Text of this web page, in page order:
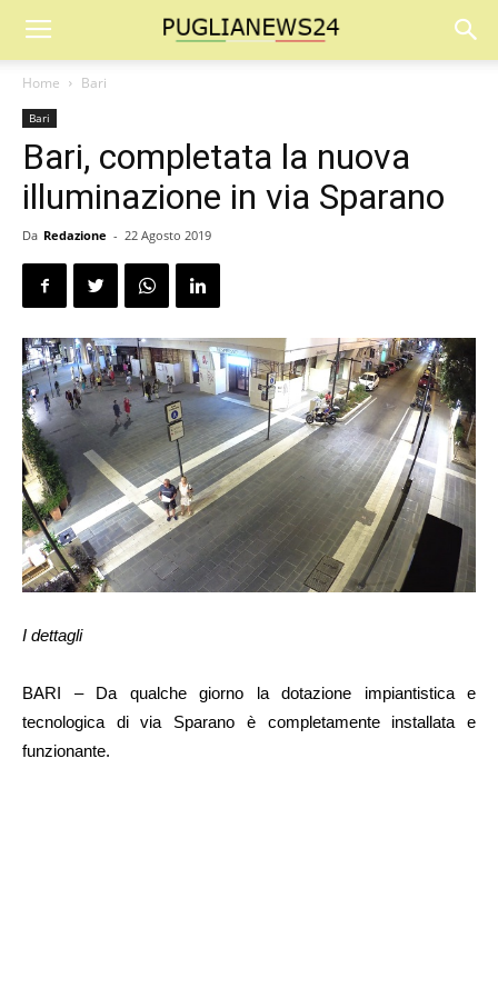
Home Bari
Bari
Bari, completata la nuova
illuminazione in via Sparano
Da Redazione - 22 Agosto 2019
I dettagli
BARI – Da qualche giorno la dotazione impiantistica e
tecnologica di via Sparano è completamente installata e
funzionante.